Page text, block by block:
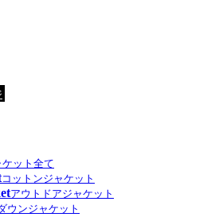
ケット全て
コットンジャケット
アウトドアジャケット
ウンジャケット